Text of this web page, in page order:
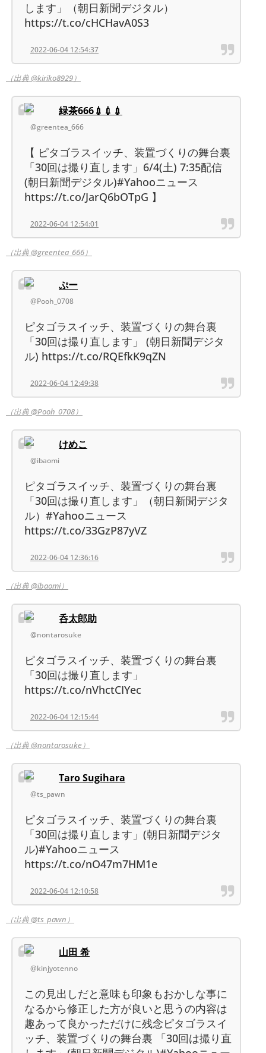
します」（朝日新聞デジタル）
https://t.co/cHCHavA0S3
2022-06-04 12:54:37
（出典 @kiriko8929）
緑茶666💉💉💉
@greentea_666
【 ピタゴラスイッチ、装置づくりの舞台裏
「30回は撮り直します」6/4(土) 7:35配信
(朝日新聞デジタル)#Yahooニュース
https://t.co/JarQ6bOTpG 】
2022-06-04 12:54:01
（出典 @greentea_666）
ぷー
@Pooh_0708
ピタゴラスイッチ、装置づくりの舞台裏
「30回は撮り直します」 (朝日新聞デジタ
ル) https://t.co/RQEfkK9qZN
2022-06-04 12:49:38
（出典 @Pooh_0708）
けめこ
@ibaomi
ピタゴラスイッチ、装置づくりの舞台裏
「30回は撮り直します」（朝日新聞デジタ
ル）#Yahooニュース
https://t.co/33GzP87yVZ
2022-06-04 12:36:16
（出典 @ibaomi）
呑太郎助
@nontarosuke
ピタゴラスイッチ、装置づくりの舞台裏
「30回は撮り直します」
https://t.co/nVhctCIYec
2022-06-04 12:15:44
（出典 @nontarosuke）
Taro Sugihara
@ts_pawn
ピタゴラスイッチ、装置づくりの舞台裏
「30回は撮り直します」(朝日新聞デジタ
ル)#Yahooニュース
https://t.co/nO47m7HM1e
2022-06-04 12:10:58
（出典 @ts_pawn）
山田 希
@kinjyotenno
この見出しだと意味も印象もおかしな事に
なるから修正した方が良いと思うの内容は
趣あって良かっただけに残念ピタゴラスイ
ッチ、装置づくりの舞台裏 「30回は撮り直